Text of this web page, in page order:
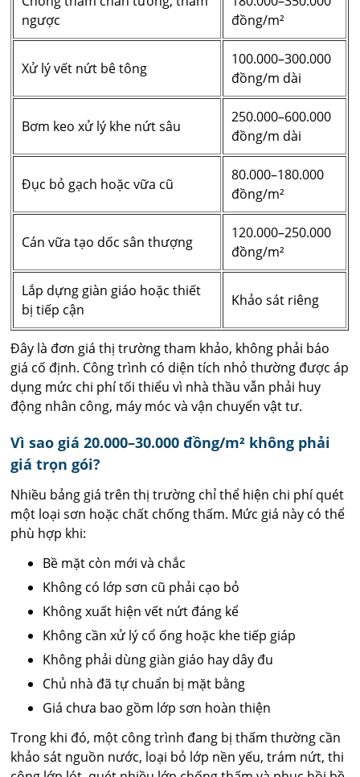
ngược
đồng/m²
Xử lý vết nứt bê tông
100.000–300.000
đồng/m dài
Bơm keo xử lý khe nứt sâu
250.000–600.000
đồng/m dài
Đục bỏ gạch hoặc vữa cũ
80.000–180.000
đồng/m²
Cán vữa tạo dốc sân thượng
120.000–250.000
đồng/m²
Lắp dựng giàn giáo hoặc thiết
bị tiếp cận
Khảo sát riêng
Đây là đơn giá thị trường tham khảo, không phải báo
giá cố định. Công trình có diện tích nhỏ thường được áp
dụng mức chi phí tối thiểu vì nhà thầu vẫn phải huy
động nhân công, máy móc và vận chuyển vật tư.
Vì sao giá 20.000–30.000 đồng/m² không phải
giá trọn gói?
Nhiều bảng giá trên thị trường chỉ thể hiện chi phí quét
một loại sơn hoặc chất chống thấm. Mức giá này có thể
phù hợp khi:
Bề mặt còn mới và chắc
Không có lớp sơn cũ phải cạo bỏ
Không xuất hiện vết nứt đáng kể
Không cần xử lý cổ ống hoặc khe tiếp giáp
Không phải dùng giàn giáo hay dây đu
Chủ nhà đã tự chuẩn bị mặt bằng
Giá chưa bao gồm lớp sơn hoàn thiện
Trong khi đó, một công trình đang bị thấm thường cần
khảo sát nguồn nước, loại bỏ lớp nền yếu, trám nứt, thi